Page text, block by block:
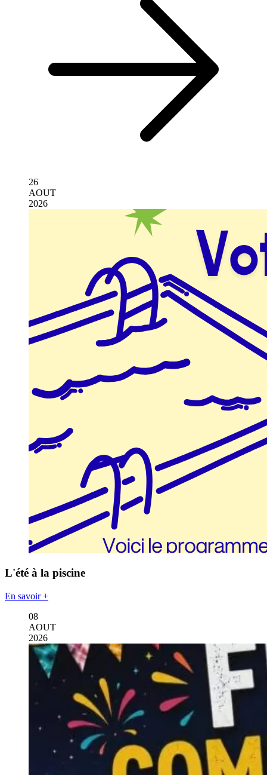
26
AOUT
2026
L'été à la piscine
En savoir +
08
AOUT
2026